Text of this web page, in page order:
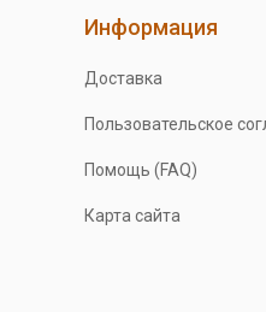
Информация
Доставка
Пользовательское
Помощь (FAQ)
Карта сайта